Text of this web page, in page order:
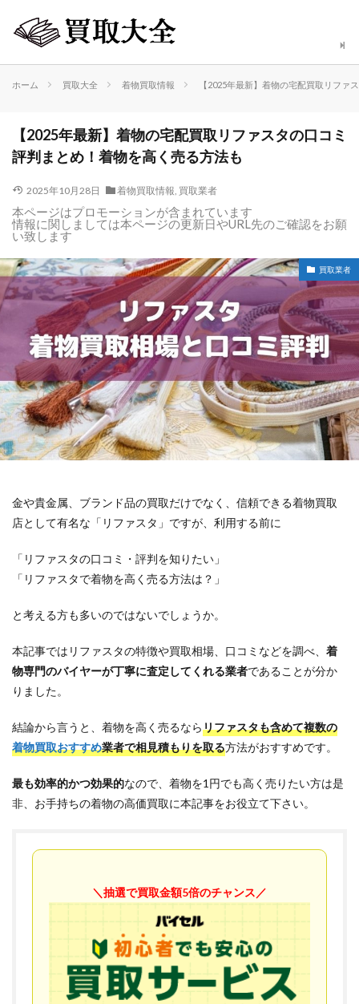
ホーム 買取大全 着物買取情報 【2025年最新】着物の宅配買取リファ
【2025年最新】着物の宅配買取リファスタの口コミ
評判まとめ！着物を高く売る方法も
2025年10月28日 着物買取情報, 買取業者
本ページはプロモーションが含まれています
情報に関しましては本ページの更新日やURL先のご確認をお願
い致します
買取業者
金や貴金属、ブランド品の買取だけでなく、信頼できる着物買取
店として有名な「リファスタ」ですが、利用する前に
「リファスタの口コミ・評判を知りたい」
「リファスタで着物を高く売る方法は？」
と考える方も多いのではないでしょうか。
本記事ではリファスタの特徴や買取相場、口コミなどを調べ、 着
物専門のバイヤーが丁寧に査定してくれる業者であることが分か
りました。
結論から言うと、着物を高く売るならリファスタも含めて複数の
着物買取おすすめ業者で相見積もりを取る方法がおすすめです。
最も効率的かつ効果的なので、着物を1円でも高く売りたい方は是
非、お手持ちの着物の高価買取に本記事をお役立て下さい。
＼抽選で買取金額5倍のチャンス／